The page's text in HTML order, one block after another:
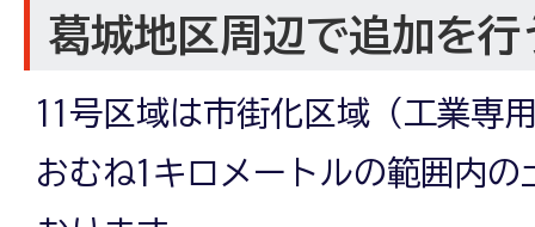
葛城地区周辺で追加を
11号区域は市街化区域（工業専
おむね1キロメートルの範囲内